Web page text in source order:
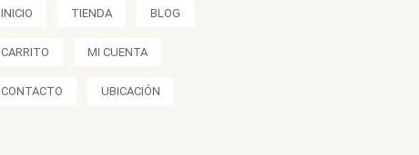
INICIO TIENDA BLOG
CARRITO MI CUENTA
CONTACTO UBICACIÓN